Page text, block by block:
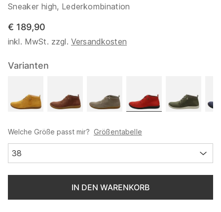
Sneaker high, Lederkombination
€ 189,90
inkl. MwSt. zzgl. Versandkosten
Varianten
Welche Größe passt mir? Größentabelle
38
IN DEN WARENKORB